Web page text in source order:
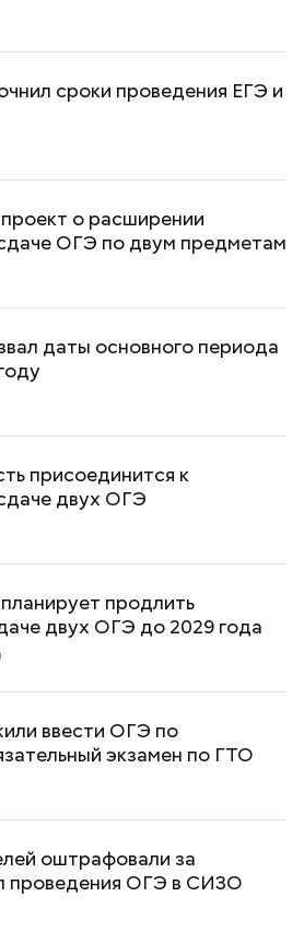
сроки проведения ЕГЭ и
о расширении
ОГЭ по двум предметам
даты основного периода
присоединится к
двух ОГЭ
продлить
двух ОГЭ до 2029 года
ввести ОГЭ по
экзамен по ГТО
оштрафовали за
проведения ОГЭ в СИЗО